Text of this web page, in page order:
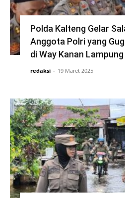
Polda Kalteng Gelar
Anggota Polri yang
di Way Kanan Lampung
redaksi - 19 Maret 2025